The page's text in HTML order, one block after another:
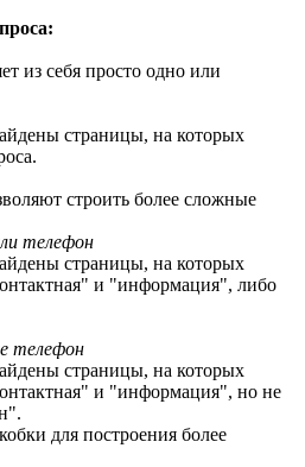
из себя просто одно или
страницы, на которых
строить более сложные
телефон
страницы, на которых
и "информация", либо
телефон
страницы, на которых
и "информация", но не
для построения более